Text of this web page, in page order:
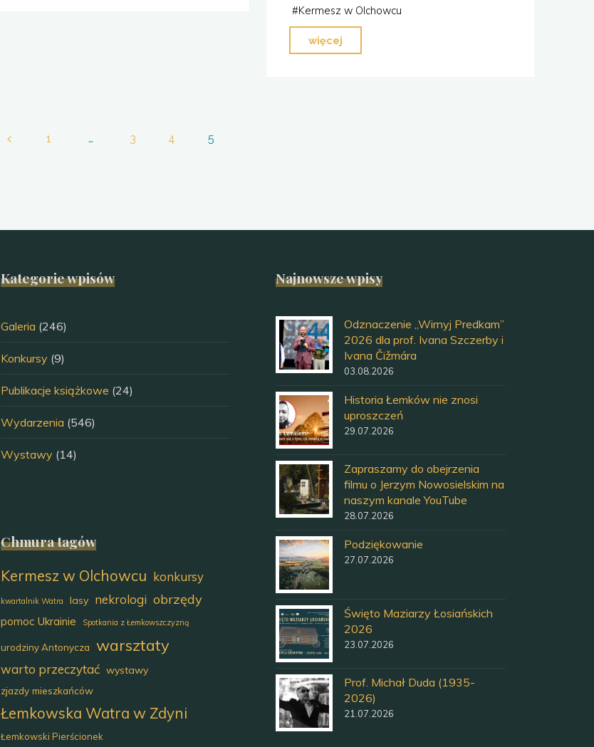
#Kermesz w Olchowcu
więcej
Łemkowski
1 … 3 4 5
Kategorie wpisów
Galeria (246)
Konkursy (9)
Publikacje książkowe (24)
Wydarzenia (546)
Wystawy (14)
Chmura tagów
Kermesz w Olchowcu konkursy
kwartalnik Watra lasy nekrologi obrzędy
pomoc Ukrainie Spotkania z Łemkowszczyzną
urodziny Antonycza warsztaty
warto przeczytać wystawy
zjazdy mieszkańców
Łemkowska Watra w Zdyni
Łemkowski Pierścionek
Najnowsze wpisy
Odznaczenie „Wirnyj Predkam”
2026 dla prof. Ivana Szczerby i
Ivana Čižmára
03.08.2026
Historia Łemków nie znosi
uproszczeń
29.07.2026
Zapraszamy do obejrzenia
filmu o Jerzym Nowosielskim na
naszym kanale YouTube
28.07.2026
Podziękowanie
27.07.2026
Święto Maziarzy Łosiańskich
2026
23.07.2026
Prof. Michał Duda (1935-
2026)
21.07.2026